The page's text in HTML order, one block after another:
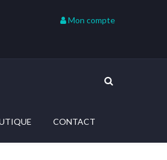
Mon compte
CONTACT